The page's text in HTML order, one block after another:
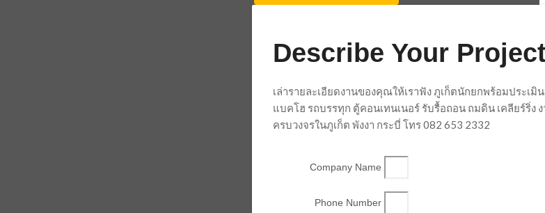
Describe Your
เล่ารายละเอียดงานของคุณให้เราฟัง ภูเก็ตนักยกพร้อมประเมิ
แบคโฮ รถบรรทุก ตู้คอนเทนเนอร์ รับรื้อถอน ถมดิน เคลียร์ริ่ง
ครบวงจรในภูเก็ต พังงา กระบี่ โทร 082 653 2332
Company Name
Phone Number